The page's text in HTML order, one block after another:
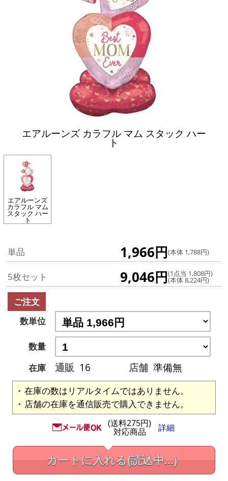
エアルーンズ カラフル マム スタック ハー
ト
エアルーンズ
カラフル マム
スタック ハー
ト
単品 1,966円(本体 1,788円)
5枚セット 9,046円(1点当 1,808円)
(本体 8,224円)
ご注文
数単位
数量
在庫
通販 16 店舗 準備無
在庫の数はリアルタイムではありません。
店舗の在庫を通信販売で購入できません。
(送料275円)
対応商品 詳細
カートに入れる(読込中...)